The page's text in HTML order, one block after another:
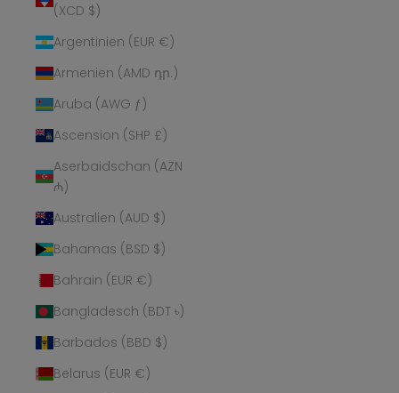
(XCD $)
Argentinien (EUR €)
Armenien (AMD դր.)
Aruba (AWG ƒ)
Ascension (SHP £)
Aserbaidschan (AZN
₼)
Australien (AUD $)
Bahamas (BSD $)
Bahrain (EUR €)
Bangladesch (BDT ৳)
Barbados (BBD $)
Belarus (EUR €)